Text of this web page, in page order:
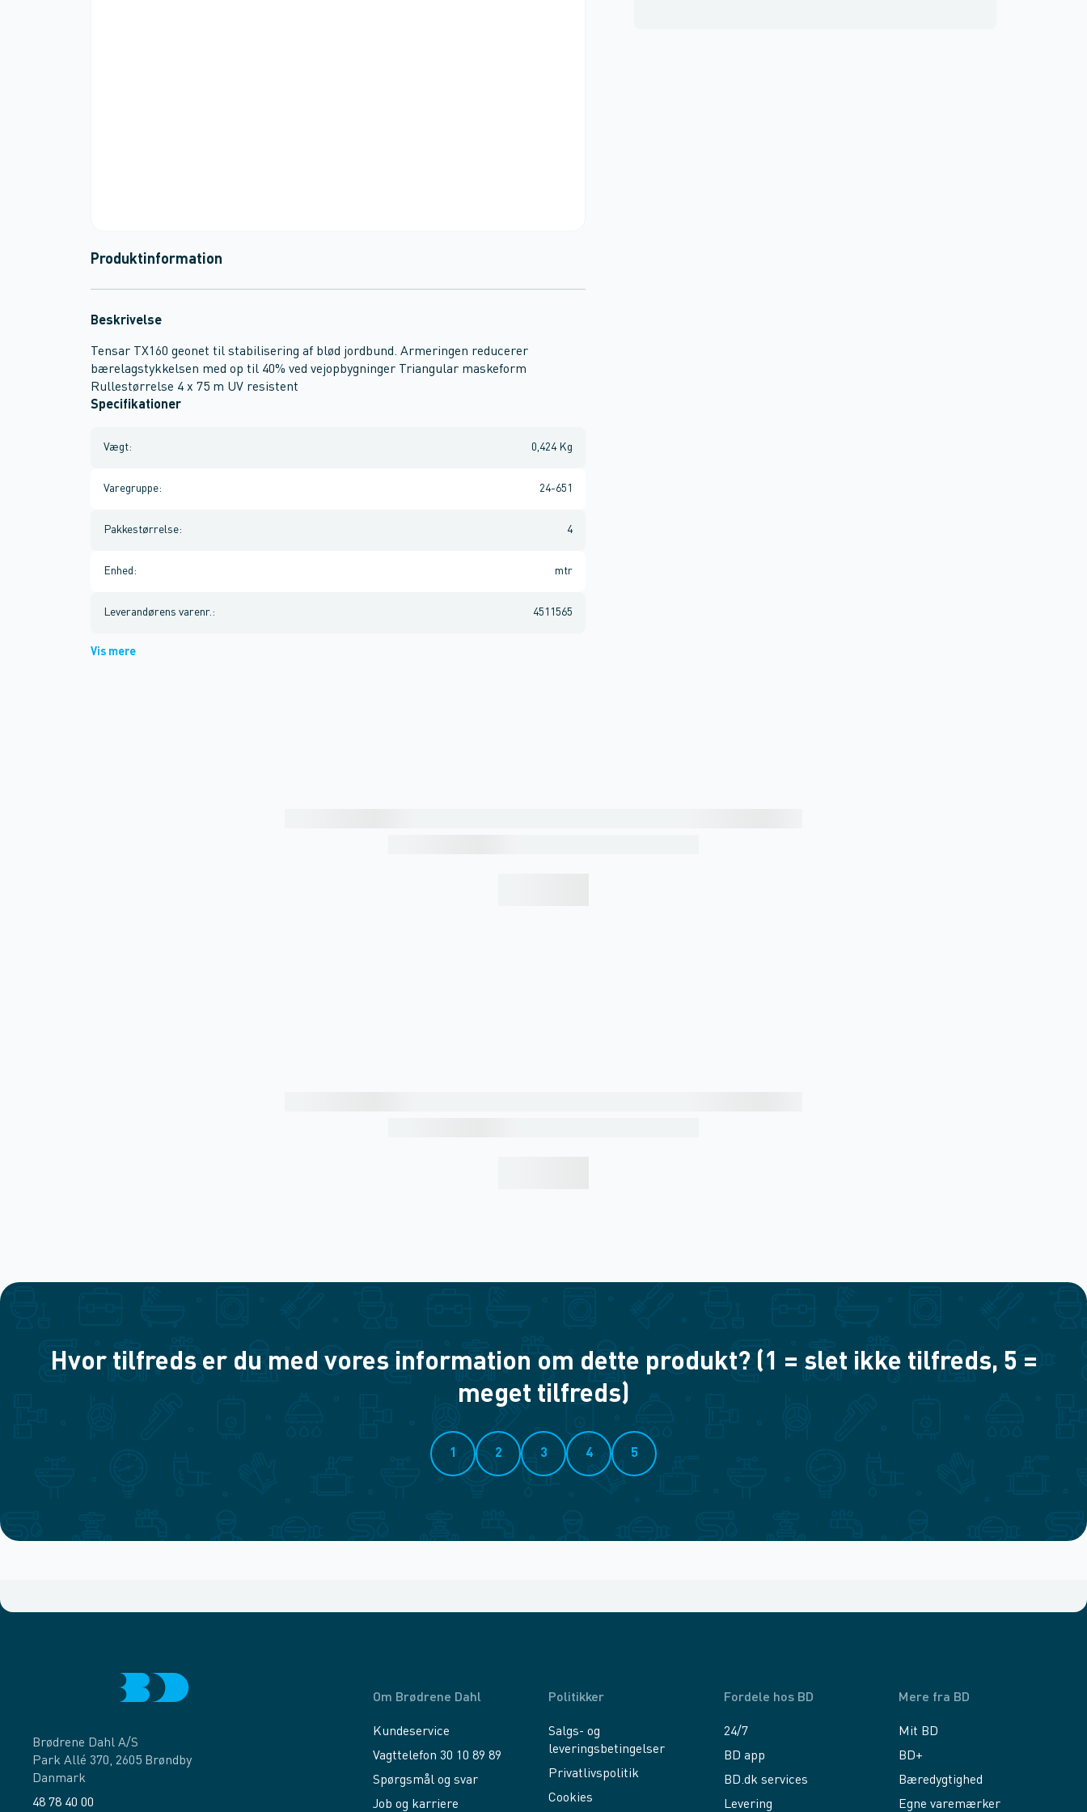
Produktinformation
Beskrivelse
Tensar TX160 geonet til stabilisering af blød jordbund. Armeringen reducerer
bærelagstykkelsen med op til 40% ved vejopbygninger Triangular maskeform
Rullestørrelse 4 x 75 m UV resistent
Specifikationer
Vægt: 0,424 Kg
Varegruppe: 24-651
Pakkestørrelse: 4
Enhed : mtr
Leverandørens varenr. : 4511565
Vis mere
Hvor tilfreds er du med vores information om dette produkt? (1 = slet ikke tilfreds, 5 =
meget tilfreds)
1 2 3 4 5
Brødrene Dahl A/S
Park Allé 370, 2605 Brøndby
Danmark
48 78 40 00
Om Brødrene Dahl
Kundeservice
Vagttelefon 30 10 89 89
Spørgsmål og svar
Job og karriere
Politikker
Salgs- og
leveringsbetingelser
Privatlivspolitik
Cookies
Fordele hos BD
24/7
BD app
BD.dk services
Levering
Mere fra BD
Mit BD
BD+
Bæredygtighed
Egne varemærker